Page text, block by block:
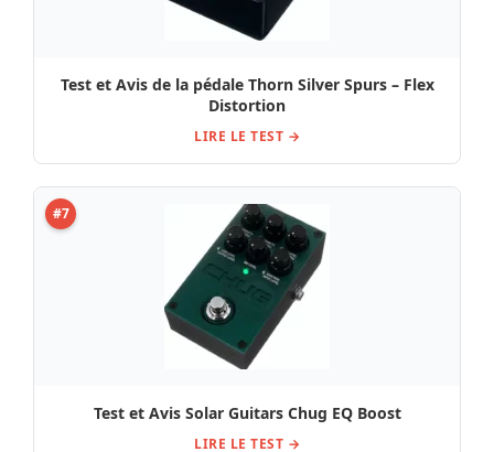
Test et Avis de la pédale Thorn Silver Spurs – Flex
Distortion
LIRE LE TEST →
#7
Test et Avis Solar Guitars Chug EQ Boost
LIRE LE TEST →